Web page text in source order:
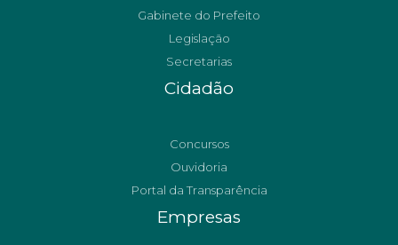
Gabinete do Prefeito
Legislação
Secretarias
Cidadão
Concursos
Ouvidoria
Portal da Transparência
Empresas